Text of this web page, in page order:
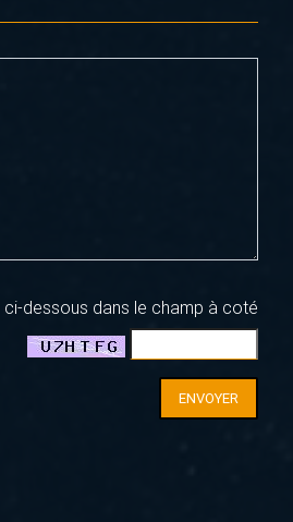
dessous dans le champ à coté
ENVOYER